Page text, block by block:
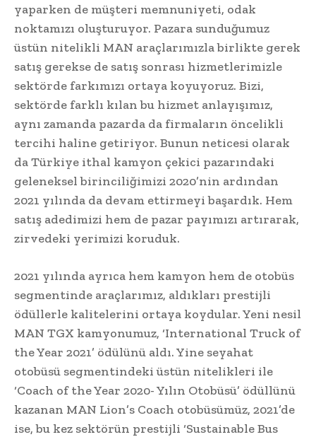
yaparken de müşteri memnuniyeti, odak
noktamızı oluşturuyor. Pazara sunduğumuz
üstün nitelikli MAN araçlarımızla birlikte gerek
satış gerekse de satış sonrası hizmetlerimizle
sektörde farkımızı ortaya koyuyoruz. Bizi,
sektörde farklı kılan bu hizmet anlayışımız,
aynı zamanda pazarda da firmaların öncelikli
tercihi haline getiriyor. Bunun neticesi olarak
da Türkiye ithal kamyon çekici pazarındaki
geleneksel birinciliğimizi 2020’nin ardından
2021 yılında da devam ettirmeyi başardık. Hem
satış adedimizi hem de pazar payımızı artırarak,
zirvedeki yerimizi koruduk.
2021 yılında ayrıca hem kamyon hem de otobüs
segmentinde araçlarımız, aldıkları prestijli
ödüllerle kalitelerini ortaya koydular. Yeni nesil
MAN TGX kamyonumuz, ‘International Truck of
the Year 2021’ ödülünü aldı. Yine seyahat
otobüsü segmentindeki üstün nitelikleri ile
‘Coach of the Year 2020- Yılın Otobüsü’ ödüllünü
kazanan MAN Lion’s Coach otobüsümüz, 2021’de
ise, bu kez sektörün prestijli ‘Sustainable Bus